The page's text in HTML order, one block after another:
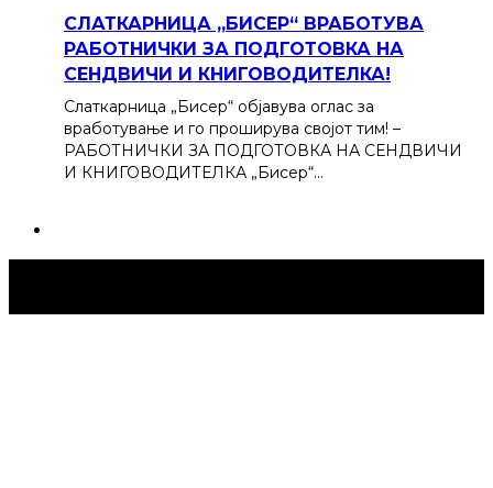
СЛАТКАРНИЦА „БИСЕР“ ВРАБОТУВА
РАБОТНИЧКИ ЗА ПОДГОТОВКА НА
СЕНДВИЧИ И КНИГОВОДИТЕЛКА!
Слаткарница „Бисер“ објавува оглас за
вработување и го проширува својот тим! –
РАБОТНИЧКИ ЗА ПОДГОТОВКА НА СЕНДВИЧИ
И КНИГОВОДИТЕЛКА „Бисер“…